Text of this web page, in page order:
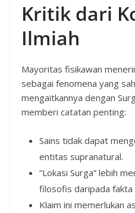
Kritik dari
Ilmiah
Mayoritas fisikawan
sebagai fenomena yang
mengaitkannya dengan
memberi catatan penting:
Sains tidak dapat
entitas supranatural.
“Lokasi Surga” lebih
filosofis daripada fakta
Klaim ini memerlukan